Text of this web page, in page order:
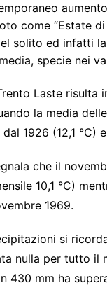
come “Estate
solito ed infatti
specie nei
Laste risulta
la media
1926 (12,1 °C)
che il
10,1 °C)
1969.
si
nulla per tutto il
430 mm ha